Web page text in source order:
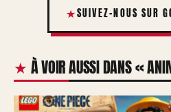
SUIVEZ-NOUS SUR
À VOIR AUSSI DANS «